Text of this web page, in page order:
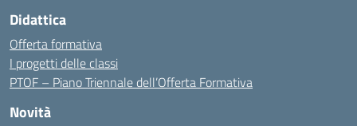
Didattica
Offerta formativa
I progetti delle classi
PTOF – Piano Triennale dell’Offerta Formativa
Novità